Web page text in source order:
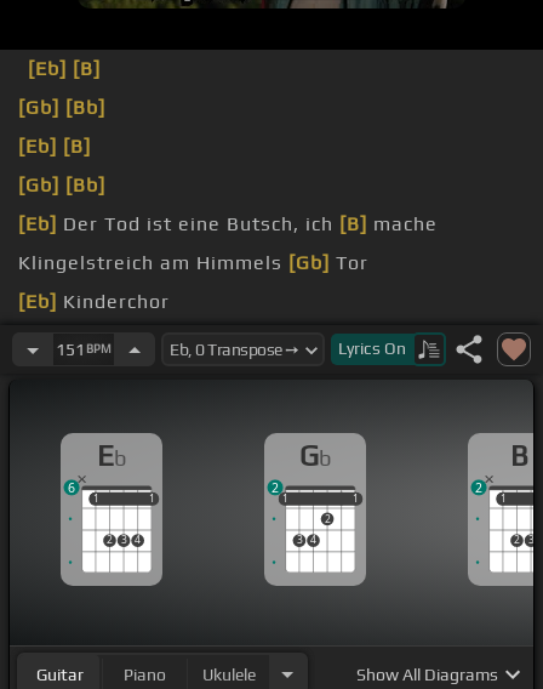
[Eb] [B]
[Gb] [Bb]
[Eb] [B]
[Gb] [Bb]
[Eb] Der Tod ist eine Butsch, ich [B] mache
Klingelstreich am Himmels [Gb] Tor
[Eb] Kinderchor
nicht[Gb]
Liebe
151 BPM Lyrics On
Eb
1
2 3 4
1
1 1
6
Gb
1
3 4
2
1
1 1
2
B
1
2 3
1
2
Guitar Piano Ukulele ShowAll Diagrams